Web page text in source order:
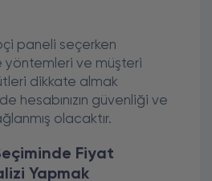
paneli seçerken
yöntemleri ve müşteri
dikkate almak
hesabınızın güvenliği ve
olacaktır.
Fiyat
Yapmak